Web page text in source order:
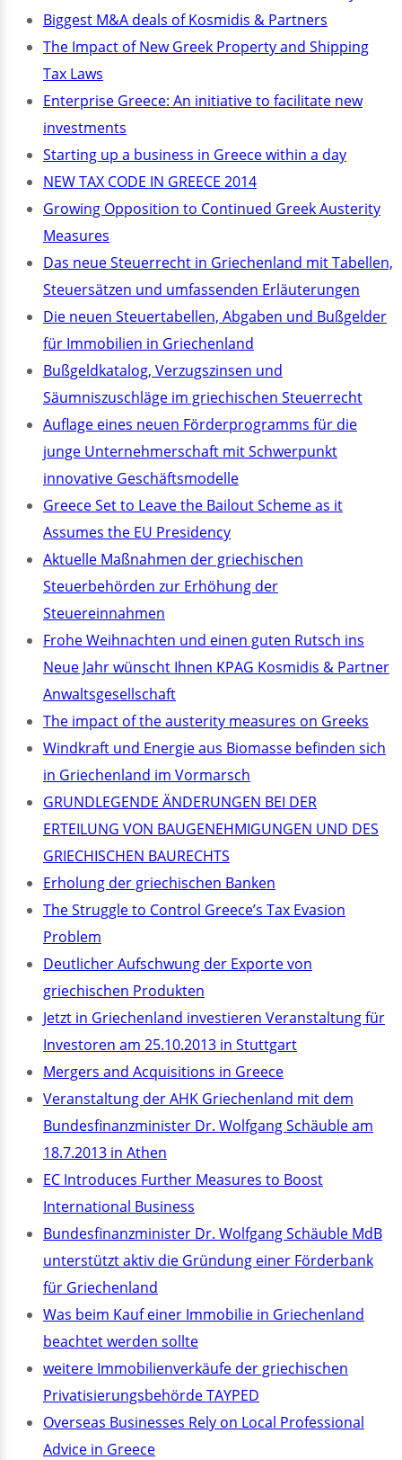
Biggest M&A deals of Kosmidis & Partners
The Impact of New Greek Property and Shipping
Tax Laws
Enterprise Greece: An initiative to facilitate new
investments
Starting up a business in Greece within a day
NEW TAX CODE IN GREECE 2014
Growing Opposition to Continued Greek Austerity
Measures
Das neue Steuerrecht in Griechenland mit Tabellen,
Steuersätzen und umfassenden Erläuterungen
Die neuen Steuertabellen, Abgaben und Bußgelder
für Immobilien in Griechenland
Bußgeldkatalog, Verzugszinsen und
Säumniszuschläge im griechischen Steuerrecht
Auflage eines neuen Förderprogramms für die
junge Unternehmerschaft mit Schwerpunkt
innovative Geschäftsmodelle
Greece Set to Leave the Bailout Scheme as it
Assumes the EU Presidency
Aktuelle Maßnahmen der griechischen
Steuerbehörden zur Erhöhung der
Steuereinnahmen
Frohe Weihnachten und einen guten Rutsch ins
Neue Jahr wünscht Ihnen KPAG Kosmidis & Partner
Anwaltsgesellschaft
The impact of the austerity measures on Greeks
Windkraft und Energie aus Biomasse befinden sich
in Griechenland im Vormarsch
GRUNDLEGENDE ÄNDERUNGEN BEI DER
ERTEILUNG VON BAUGENEHMIGUNGEN UND DES
GRIECHISCHEN BAURECHTS
Erholung der griechischen Banken
The Struggle to Control Greece’s Tax Evasion
Problem
Deutlicher Aufschwung der Exporte von
griechischen Produkten
Jetzt in Griechenland investieren Veranstaltung für
Investoren am 25.10.2013 in Stuttgart
Mergers and Acquisitions in Greece
Veranstaltung der AHK Griechenland mit dem
Bundesfinanzminister Dr. Wolfgang Schäuble am
18.7.2013 in Athen
EC Introduces Further Measures to Boost
International Business
Bundesfinanzminister Dr. Wolfgang Schäuble MdB
unterstützt aktiv die Gründung einer Förderbank
für Griechenland
Was beim Kauf einer Immobilie in Griechenland
beachtet werden sollte
weitere Immobilienverkäufe der griechischen
Privatisierungsbehörde TAYPED
Overseas Businesses Rely on Local Professional
Advice in Greece